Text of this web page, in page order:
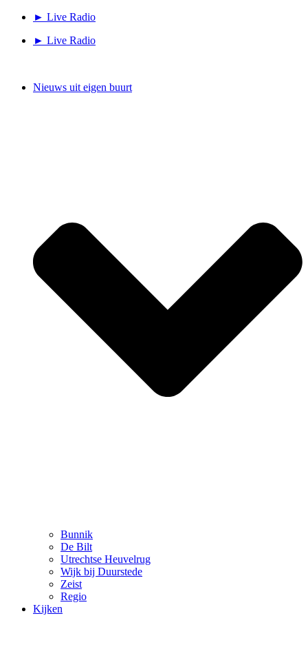
► Live Radio
► Live Radio
Nieuws uit eigen buurt
Bunnik
De Bilt
Utrechtse Heuvelrug
Wijk bij Duurstede
Zeist
Regio
Kijken